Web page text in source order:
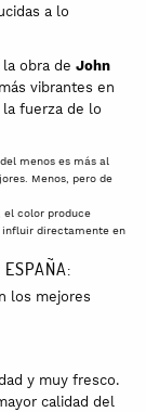
a lo
obra de John
vibrantes en
fuerza de lo
menos es más al
Menos, pero de
el color produce
influir directamente en
los mejores
y muy fresco.
calidad del